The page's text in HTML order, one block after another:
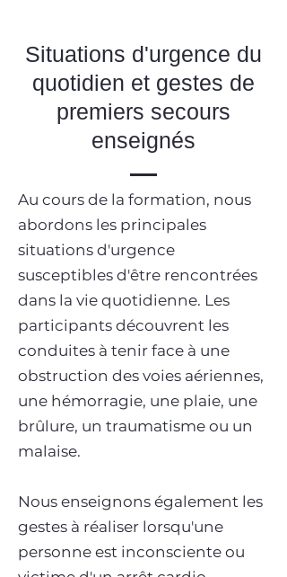
Situations d'urgence du
quotidien et gestes de
premiers secours
enseignés
Au cours de la formation, nous
abordons les principales
situations d'urgence
susceptibles d'être rencontrées
dans la vie quotidienne. Les
participants découvrent les
conduites à tenir face à une
obstruction des voies aériennes,
une hémorragie, une plaie, une
brûlure, un traumatisme ou un
malaise.
Nous enseignons également les
gestes à réaliser lorsqu'une
personne est inconsciente ou